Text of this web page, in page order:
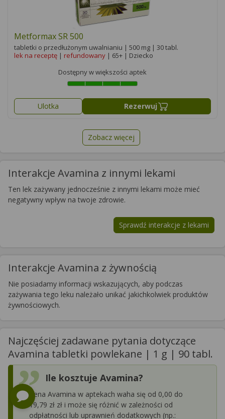
Metformax SR 500
tabletki o przedłużonym uwalnianiu | 500 mg | 30 tabl.
lek na receptę | refundowany | 65+ | Dziecko
Dostępny w większości aptek
Ulotka Rezerwuj
Zobacz więcej
Interakcje Avamina z innymi lekami
Ten lek zażywany jednocześnie z innymi lekami może mieć
negatywny wpływ na twoje zdrowie.
Sprawdź interakcje z lekami
Interakcje Avamina z żywnością
Nie posiadamy informacji wskazujących, aby podczas
zażywania tego leku należało unikać jakichkolwiek produktów
żywnościowych.
Najczęściej zadawane pytania dotyczące
Avamina tabletki powlekane | 1 g | 90 tabl.
Ile kosztuje Avamina?
Cena Avamina w aptekach waha się od 0,00 do
19,79 zł zł i może się różnić w zależności od
odpłatności lub uprawnień dodatkowych (np.: